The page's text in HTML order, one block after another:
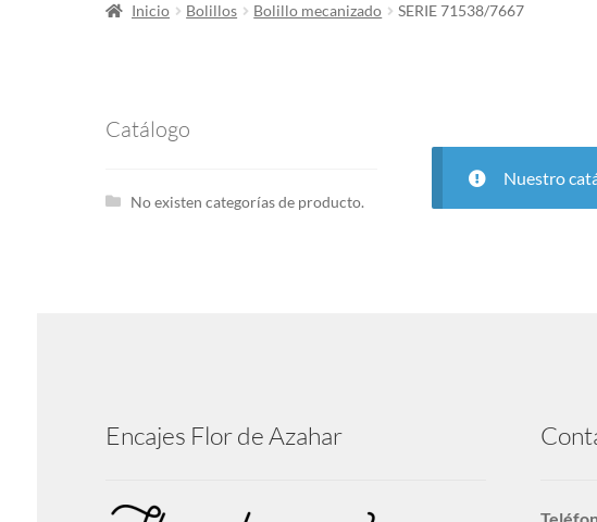
Inicio Bolillos Bolillo mecanizado SERIE 71538/7667
Nuestro
Catálogo
No existen categorías de producto.
Encajes Flor de Azahar